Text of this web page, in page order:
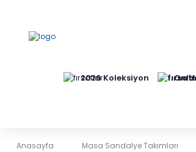
2026 Koleksiyon
Anasayfa Masa Sandalye Takımları